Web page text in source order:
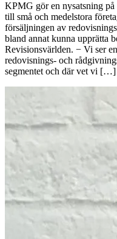
KPMG gör en nysatsning
till små och medelstora
försäljningen av
bland annat kunna upprätta
Revisionsvärlden. − Vi ser
redovisnings- och
segmentet och där vet vi […]